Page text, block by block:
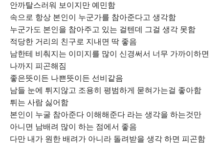
안까탈스러워 보이지만 예민함
속으로 항상 본인이 누군가를 참아준다고 생각함
누군가도 본인을 참아주고 있는 걸텐데 그걸 생각 못함
적당한 거리의 친구로 지내면 딱 좋음
남한테 비춰지는 이미지를 많이 신경써서 너무 가까이하면
나까지 피곤해짐
좋은뜻이든 나쁜뜻이든 선비같음
남들 눈에 튀지않고 조용히 평범하게 묻혀가는걸 좋아함
튀는 사람 싫어함
본인이 누굴 참아준다 이해해준다 라는 생각을 하는것만
아니면 남배려 많이 하는 점에서 좋음
다만 내가 원한 배려가 아니라 돌려받을 생각 하면 피곤함